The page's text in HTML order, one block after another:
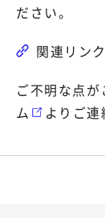
ださい。
ご不明な点が
ム
よりご連